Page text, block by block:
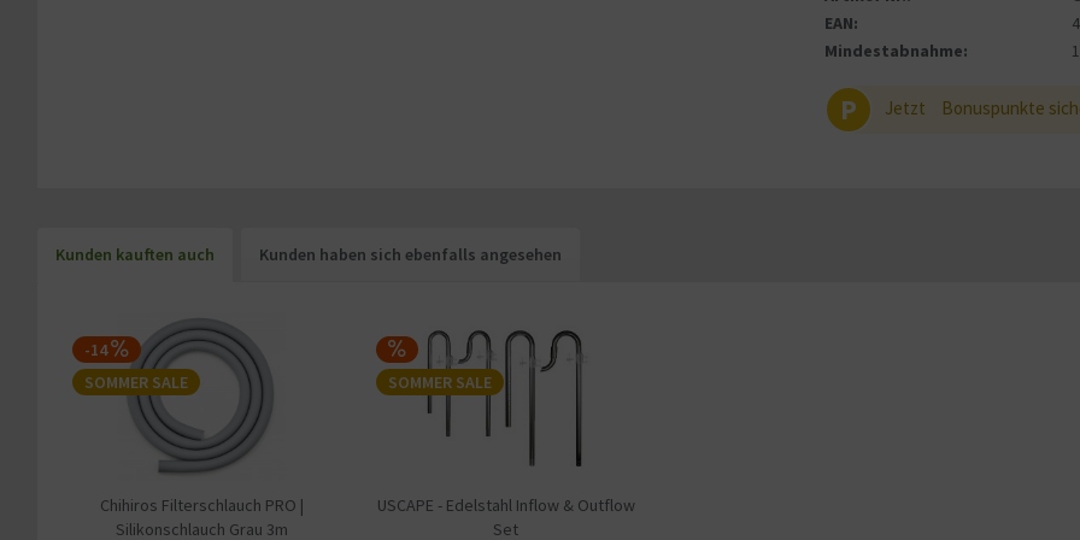
EAN:
Mindestabnahme:
1
P Jetzt Bonuspunkte
Kunden kauften auch Kunden haben sich ebenfalls angesehen
-14
SOMMER SALE
Chihiros Filterschlauch PRO |
Silikonschlauch Grau 3m
SOMMER SALE
USCAPE - Edelstahl Inflow & Outflow
Set